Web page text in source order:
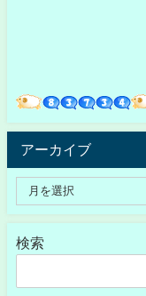
アーカイブ
検索